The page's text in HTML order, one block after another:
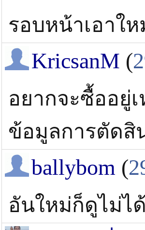
รอบหน้าเอาใ
KricsanM (
อยากจะซื้ออยู่
ข้อมูลการตัดสิ
ballybom (
อันใหม่ก็ดูไม่